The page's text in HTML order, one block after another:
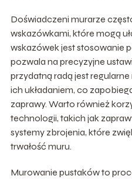
Doświadczeni murarze
wskazówkami, które mogą
wskazówek jest stosowanie
pozwala na precyzyjne
przydatną radą jest
ich układaniem, co
zaprawy. Warto również
technologii, takich jak
systemy zbrojenia, które
trwałość muru.
Murowanie pustaków to